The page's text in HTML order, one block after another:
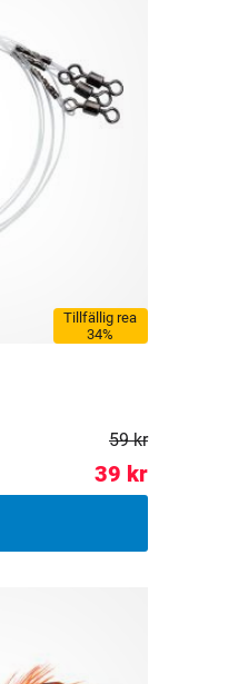
Tillfällig rea
34%
59 kr
39 kr